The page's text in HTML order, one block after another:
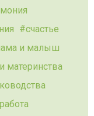
счастье
и малыш
материнства
работа